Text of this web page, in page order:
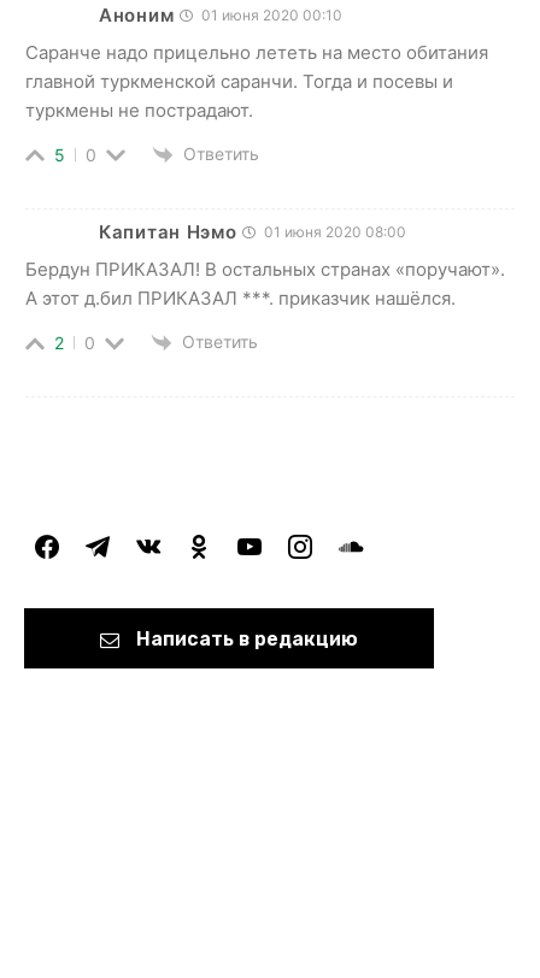
Аноним 01 июня 2020 00:10
Саранче надо прицельно лететь на место обитания
главной туркменской саранчи. Тогда и посевы и
туркмены не пострадают.
5 0 Ответить
Капитан Нэмо 01 июня 2020 08:00
Бердун ПРИКАЗАЛ! В остальных странах «поручают».
А этот д.бил ПРИКАЗАЛ ***. приказчик нашёлся.
2 0 Ответить
facebooktelegramvkontakteodnoklassniki
youtubeinstagramsoundcloud
Написать в редакцию